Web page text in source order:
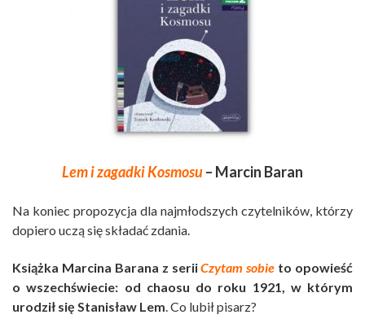
Lem i zagadki Kosmosu– Marcin Baran
Na koniec propozycja dla najmłodszych czytelników, którzy
dopiero uczą się składać zdania.
Książka Marcina Barana z seriiCzytam sobie to opowieść
o wszechświecie: od chaosu do roku 1921, w którym
urodził się Stanisław Lem. Co lubił pisarz?